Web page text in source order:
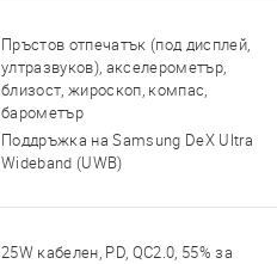
Пръстов отпечатък (под дисплей,
ултразвуков), акселерометър,
близост, жироскоп, компас,
барометър
Поддръжка на Samsung DeX Ultra
Wideband (UWB)
25W кабелен, PD, QC2.0, 55% за